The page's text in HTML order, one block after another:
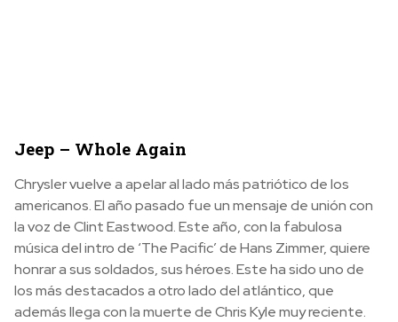
Jeep – Whole Again
Chrysler vuelve a apelar al lado más patriótico de los
americanos. El año pasado fue un mensaje de unión con
la voz de Clint Eastwood. Este año, con la fabulosa
música del intro de ‘The Pacific’ de Hans Zimmer, quiere
honrar a sus soldados, sus héroes. Este ha sido uno de
los más destacados a otro lado del atlántico, que
además llega con la muerte de Chris Kyle muy reciente.